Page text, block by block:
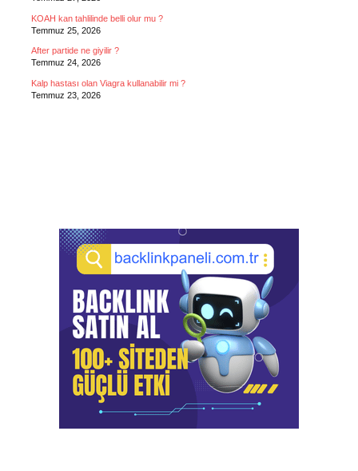
KOAH kan tahlilinde belli olur mu ?
Temmuz 25, 2026
After partide ne giyilir ?
Temmuz 24, 2026
Kalp hastası olan Viagra kullanabilir mi ?
Temmuz 23, 2026